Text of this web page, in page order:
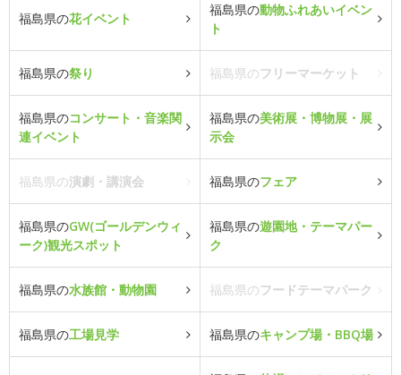
福島県の花イベント
福島県の動物ふれあいイベン
ト
福島県の祭り 福島県のフリーマーケット
福島県のコンサート・音楽関
連イベント
福島県の美術展・博物展・展
示会
福島県の演劇・講演会 福島県のフェア
福島県のGW(ゴールデンウィ
ーク)観光スポット
福島県の遊園地・テーマパー
ク
福島県の水族館・動物園 福島県のフードテーマパーク
福島県の工場見学 福島県のキャンプ場・BBQ場